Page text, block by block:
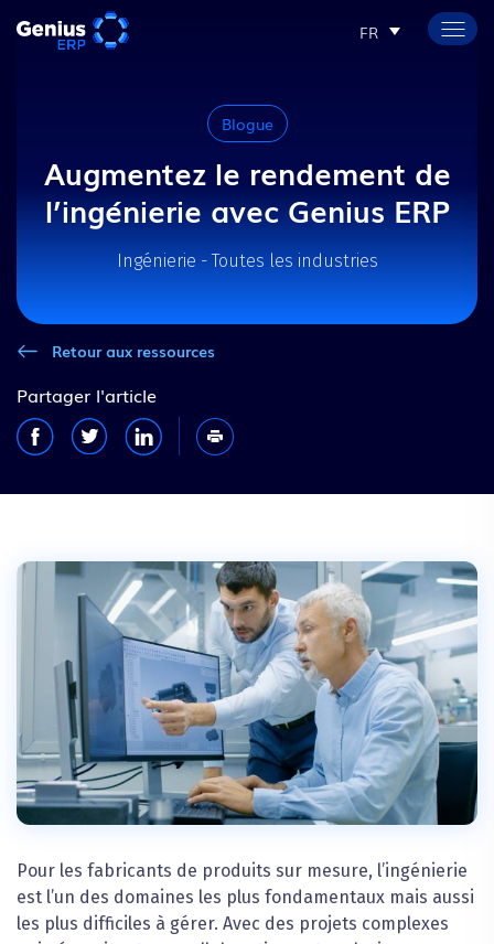
FR
Blogue
Augmentez le rendement de
l’ingénierie avec Genius ERP
Ingénierie - Toutes les industries
Retour aux ressources
Partager l'article
Pour les fabricants de produits sur mesure, l’ingénierie
est l’un des domaines les plus fondamentaux mais aussi
les plus difficiles à gérer. Avec des projets complexes